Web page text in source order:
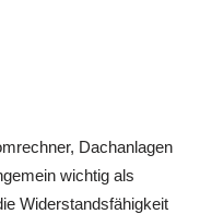
Dachanlagen
wichtig als
Widerstandsfähigkeit